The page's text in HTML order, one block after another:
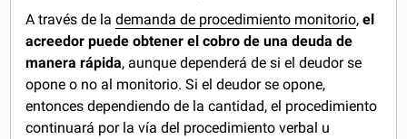
A través de lademanda de procedimiento monitorio,el
acreedor puede obtener el cobro de una deuda de
manera rápida, aunque dependerá de si el deudor se
opone o no al monitorio. Si el deudor se opone,
entonces dependiendo de la cantidad, el procedimiento
continuará por la vía del procedimiento verbal u